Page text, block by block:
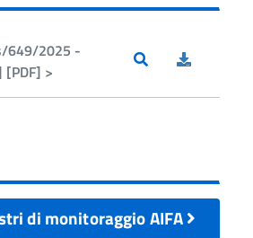
649/2025 -
>
di monitoraggio AIFA